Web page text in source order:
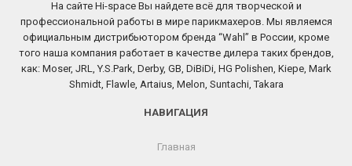
На сайте Hi-space Вы найдете всё для творческой и
профессиональной работы в мире парикмахеров. Мы являемся
официальным дистрибьютором бренда “Wahl” в России, кроме
того наша компания работает в качестве дилера таких брендов,
как: Moser, JRL, Y.S.Park, Derby, GB, DiBiDi, HG Polishen, Kiepe, Mark
Shmidt, Flawle, Artaius, Melon, Suntachi, Takara
НАВИГАЦИЯ
Главная